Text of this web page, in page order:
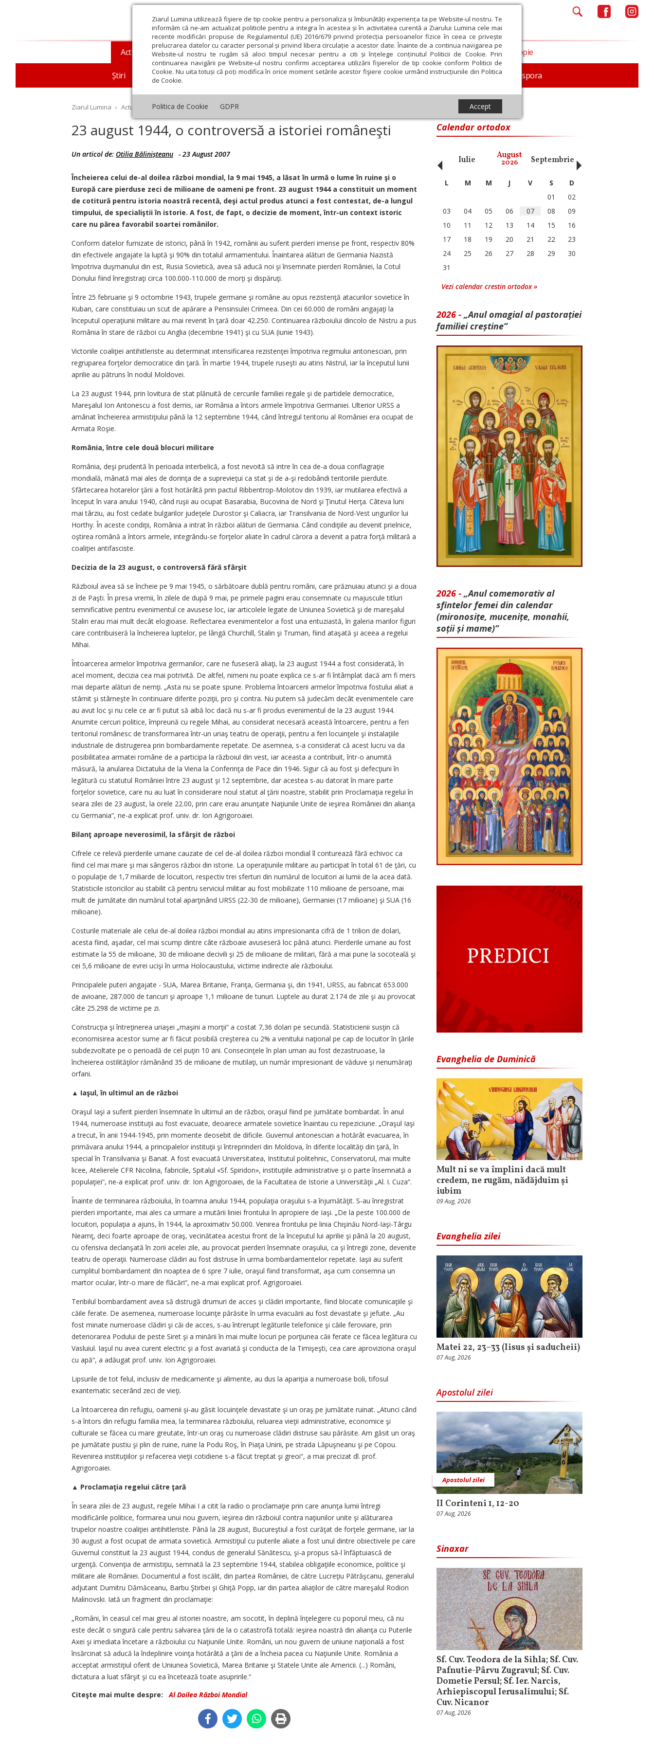
Ziarul Lumina utilizează fişiere de tip cookie pentru a personaliza și îmbunătăți experiența ta pe Website-ul nostru. Te
informăm că ne-am actualizat politicile pentru a integra în acestea și în activitatea curentă a Ziarului Lumina cele mai
recente modificări propuse de Regulamentul (UE) 2016/679 privind protecția persoanelor fizice în ceea ce privește
prelucrarea datelor cu caracter personal și privind libera circulație a acestor date. Înainte de a continua navigarea pe
Website-ul nostru te rugăm să aloci timpul necesar pentru a citi și înțelege conținutul Politicii de Cookie. Prin
continuarea navigării pe Website-ul nostru confirmi acceptarea utilizării fişierelor de tip cookie conform Politicii de
Cookie. Nu uita totuși că poți modifica în orice moment setările acestor fişiere cookie urmând instrucțiunile din Politica
de Cookie.
Politica de Cookie GDPR Accept
Actualitate religioasă
Știri Mesaje și cuvântări An omagial Comunicate de presă Documentar In memoriam Diaspora
Teologie și spiritualitate Educaţie și Cultură Societate Opinii Filantropie
Ziarul Lumina › Actualitate religioasă › Documentar › 23 august 1944, o controversă a istoriei româneşti
23 august 1944, o controversă a istoriei româneşti
Un articol de: Otilia Bălinișteanu - 23 August 2007
Încheierea celui de-al doilea război mondial, la 9 mai 1945, a lăsat în urmă o lume în ruine şi o
Europă care pierduse zeci de milioane de oameni pe front. 23 august 1944 a constituit un moment
de cotitură pentru istoria noastră recentă, deşi actul produs atunci a fost contestat, de-a lungul
timpului, de specialiştii în istorie. A fost, de fapt, o decizie de moment, într-un context istoric
care nu părea favorabil soartei românilor.
Conform datelor furnizate de istorici, până în 1942, românii au suferit pierderi imense pe front, respectiv 80%
din efectivele angajate la luptă şi 90% din totalul armamentului. Înaintarea alături de Germania Nazistă
împotriva duşmanului din est, Rusia Sovietică, avea să aducă noi şi însemnate pierderi României, la Cotul
Donului fiind înregistraţi circa 100.000-110.000 de morţi şi dispăruţi.
Între 25 februarie şi 9 octombrie 1943, trupele germane şi române au opus rezistenţă atacurilor sovietice în
Kuban, care constituiau un scut de apărare a Pensinsulei Crimeea. Din cei 60.000 de români angajaţi la
începutul operaţiunii militare au mai revenit în ţară doar 42.250. Continuarea războiului dincolo de Nistru a pus
România în stare de război cu Anglia (decembrie 1941) şi cu SUA (iunie 1943).
Victoriile coaliţiei antihitleriste au determinat intensificarea rezistenţei împotriva regimului antonescian, prin
regruparea forţelor democratice din ţară. În martie 1944, trupele ruseşti au atins Nistrul, iar la începutul lunii
aprilie au pătruns în nodul Moldovei.
La 23 august 1944, prin lovitura de stat plănuită de cercurile familiei regale şi de partidele democratice,
Mareşalul Ion Antonescu a fost demis, iar România a întors armele împotriva Germaniei. Ulterior URSS a
amânat încheierea armistiţiului până la 12 septembrie 1944, când întregul teritoriu al României era ocupat de
Armata Roşie.
România, între cele două blocuri militare
România, deşi prudentă în perioada interbelică, a fost nevoită să intre în cea de-a doua conflagraţie
mondială, mânată mai ales de dorinţa de a suprevieţui ca stat şi de a-şi redobândi teritoriile pierdute.
Sfârtecarea hotarelor ţării a fost hotărâtă prin pactul Ribbentrop-Molotov din 1939, iar mutilarea efectivă a
început în vara anului 1940, când ruşii au ocupat Basarabia, Bucovina de Nord şi Ţinutul Herţa. Câteva luni
mai târziu, au fost cedate bulgarilor judeţele Durostor şi Caliacra, iar Transilvania de Nord-Vest ungurilor lui
Horthy. În aceste condiţii, România a intrat în război alături de Germania. Când condiţiile au devenit prielnice,
oştirea română a întors armele, integrându-se forţelor aliate în cadrul cărora a devenit a patra forţă militară a
coaliţiei antifasciste.
Decizia de la 23 august, o controversă fără sfârşit
Războiul avea să se încheie pe 9 mai 1945, o sărbătoare dublă pentru români, care prăznuiau atunci şi a doua
zi de Paşti. În presa vremii, în zilele de după 9 mai, pe primele pagini erau consemnate cu majuscule titluri
semnificative pentru evenimentul ce avusese loc, iar articolele legate de Uniunea Sovietică şi de mareşalul
Stalin erau mai mult decât elogioase. Reflectarea evenimentelor a fost una entuziastă, în galeria marilor figuri
care contribuiseră la încheierea luptelor, pe lângă Churchill, Stalin şi Truman, fiind ataşată şi aceea a regelui
Mihai.
Întoarcerea armelor împotriva germanilor, care ne fuseseră aliaţi, la 23 august 1944 a fost considerată, în
acel moment, decizia cea mai potrivită. De altfel, nimeni nu poate explica ce s-ar fi întâmplat dacă am fi mers
mai departe alături de nemţi. „Asta nu se poate spune. Problema întoarcerii armelor împotriva fostului aliat a
stârnit şi stârneşte în continuare diferite poziţii, pro şi contra. Nu putem să judecăm decât evenimentele care
au avut loc şi nu cele ce ar fi putut să aibă loc dacă nu s-ar fi produs evenimentul de la 23 august 1944.
Anumite cercuri politice, împreună cu regele Mihai, au considerat necesară această întoarcere, pentru a feri
teritoriul românesc de transformarea într-un uriaş teatru de operaţii, pentru a feri locuinţele şi instalaţiile
industriale de distrugerea prin bombardamente repetate. De asemnea, s-a considerat că acest lucru va da
posibilitatea armatei române de a participa la războiul din vest, iar aceasta a contribuit, într-o anumită
măsură, la anularea Dictatului de la Viena la Conferinţa de Pace din 1946. Sigur că au fost şi defecţiuni în
legătură cu statutul României între 23 august şi 12 septembrie, dar acestea s-au datorat în mare parte
forţelor sovietice, care nu au luat în considerare noul statut al ţării noastre, stabilit prin Proclamaţia regelui în
seara zilei de 23 august, la orele 22.00, prin care erau anunţate Naţiunile Unite de ieşirea României din alianţa
cu Germania“, ne-a explicat prof. univ. dr. Ion Agrigoroaiei.
Bilanţ aproape neverosimil, la sfârşit de război
Cifrele ce relevă pierderile umane cauzate de cel de-al doilea război mondial îl conturează fără echivoc ca
fiind cel mai mare şi mai sângeros război din istorie. La operaţiunile militare au participat în total 61 de ţări, cu
o populaţie de 1,7 miliarde de locuitori, respectiv trei sferturi din numărul de locuitori ai lumii de la acea dată.
Statisticile istoricilor au stabilit că pentru serviciul militar au fost mobilizate 110 milioane de persoane, mai
mult de jumătate din numărul total aparţinând URSS (22-30 de milioane), Germaniei (17 milioane) şi SUA (16
milioane).
Costurile materiale ale celui de-al doilea război mondial au atins impresionanta cifră de 1 trilion de dolari,
acesta fiind, aşadar, cel mai scump dintre câte războaie avuseseră loc până atunci. Pierderile umane au fost
estimate la 55 de milioane, 30 de milioane decivili şi 25 de milioane de militari, fără a mai pune la socoteală şi
cei 5,6 milioane de evrei ucişi în urma Holocaustului, victime indirecte ale războiului.
Principalele puteri angajate - SUA, Marea Britanie, Franţa, Germania şi, din 1941, URSS, au fabricat 653.000
de avioane, 287.000 de tancuri şi aproape 1,1 milioane de tunuri. Luptele au durat 2.174 de zile şi au provocat
câte 25.298 de victime pe zi.
Construcţia şi întreţinerea uriaşei „maşini a morţii“ a costat 7,36 dolari pe secundă. Statisticienii susţin că
economisirea acestor sume ar fi făcut posibilă creşterea cu 2% a venitului naţional pe cap de locuitor în ţările
subdezvoltate pe o perioadă de cel puţin 10 ani. Consecinţele în plan uman au fost dezastruoase, la
încheierea ostilităţilor rămânând 35 de milioane de mutilaţi, un număr impresionant de văduve şi nenumăraţi
orfani.
▲ Iaşul, în ultimul an de război
Oraşul Iaşi a suferit pierderi însemnate în ultimul an de război, oraşul fiind pe jumătate bombardat. În anul
1944, numeroase instituţii au fost evacuate, deoarece armatele sovietice înaintau cu repeziciune. „Oraşul Iaşi
a trecut, în anii 1944-1945, prin momente deosebit de dificile. Guvernul antonescian a hotărât evacuarea, în
primăvara anului 1944, a principalelor instituţii şi întreprinderi din Moldova, în diferite localităţi din ţară, în
special în Transilvania şi Banat. A fost evacuată Universitatea, Institutul politehnic, Conservatorul, mai multe
licee, Atelierele CFR Nicolina, fabricile, Spitalul «Sf. Spiridon», instituţiile administrative şi o parte însemnată a
populaţiei“, ne-a explicat prof. univ. dr. Ion Agrigoroaiei, de la Facultatea de Istorie a Universităţii „Al. I. Cuza“.
Înainte de terminarea războiului, în toamna anului 1944, populaţia oraşului s-a înjumătăţit. S-au înregistrat
pierderi importante, mai ales ca urmare a mutării liniei frontului în apropiere de Iaşi. „De la peste 100.000 de
locuitori, populaţia a ajuns, în 1944, la aproximativ 50.000. Venirea frontului pe linia Chişinău Nord-Iaşi-Târgu
Neamţ, deci foarte aproape de oraş, vecinătatea acestui front de la începutul lui aprilie şi până la 20 august,
cu ofensiva declanşată în zorii acelei zile, au provocat pierderi însemnate oraşului, ca şi întregii zone, devenite
teatru de operaţii. Numeroase clădiri au fost distruse în urma bombardamentelor repetate. Iaşii au suferit
cumplitul bombardament din noaptea de 6 spre 7 iulie, oraşul fiind transformat, aşa cum consemna un
martor ocular, într-o mare de flăcări“, ne-a mai explicat prof. Agrigoroaiei.
Teribilul bombardament avea să distrugă drumuri de acces şi clădiri importante, fiind blocate comunicaţiile şi
căile ferate. De asemenea, numeroase locuinţe părăsite în urma evacuării au fost devastate şi jefuite. „Au
fost minate numeroase clădiri şi căi de acces, s-au întrerupt legăturile telefonice şi căile feroviare, prin
deteriorarea Podului de peste Siret şi a minării în mai multe locuri pe porţiunea căii ferate ce făcea legătura cu
Vasluiul. Iaşul nu avea curent electric şi a fost avariată şi conducta de la Timişeşti, cea care aproviziona oraşul
cu apă“, a adăugat prof. univ. Ion Agrigoroaiei.
Lipsurile de tot felul, inclusiv de medicamente şi alimente, au dus la apariţia a numeroase boli, tifosul
exantematic secerând zeci de vieţi.
La întoarcerea din refugiu, oamenii şi-au găsit locuinţele devastate şi un oraş pe jumătate ruinat. „Atunci când
s-a întors din refugiu familia mea, la terminarea războiului, reluarea vieţii administrative, economice şi
culturale se făcea cu mare greutate, într-un oraş cu numeroase clădiri distruse sau părăsite. Am găsit un oraş
pe jumătate pustiu şi plin de ruine, ruine la Podu Roş, în Piaţa Unirii, pe strada Lăpuşneanu şi pe Copou.
Revenirea instituţiilor şi refacerea vieţii cotidiene s-a făcut treptat şi greoi“, a mai precizat dl. prof.
Agrigoroaiei.
▲ Proclamaţia regelui către ţară
În seara zilei de 23 august, regele Mihai I a citit la radio o proclamaţie prin care anunţa lumii întregi
modificările politice, formarea unui nou guvern, ieşirea din războiul contra naţiunilor unite şi alăturarea
trupelor noastre coaliţiei antihitleriste. Până la 28 august, Bucureştiul a fost curăţat de forţele germane, iar la
30 august a fost ocupat de armata sovietică. Armistiţiul cu puterile aliate a fost unul dintre obiectivele pe care
Guvernul constituit la 23 august 1944, condus de generalul Sănătescu, şi-a propus să-l înfăptuiască de
urgenţă. Convenţia de armistiţiu, semnată la 23 septembrie 1944, stabilea obligaţiile economice, politice şi
militare ale României. Documentul a fost iscălit, din partea României, de către Lucreţiu Pătrăşcanu, generalul
adjutant Dumitru Dămăceanu, Barbu Ştirbei şi Ghiţă Popp, iar din partea aliaţilor de către mareşalul Rodion
Malinovski. Iată un fragment din proclamaţie:
„Români, în ceasul cel mai greu al istoriei noastre, am socotit, în deplină înţelegere cu poporul meu, că nu
este decât o singură cale pentru salvarea ţării de la o catastrofă totală: ieşirea noastră din alianţa cu Puterile
Axei şi imediata încetare a războiului cu Naţiunile Unite. Români, un nou guvern de uniune naţională a fost
însărcinat să aducă la îndeplinire voinţa hotărâtă a ţării de a încheia pacea cu Naţiunile Unite. România a
acceptat armistiţiul oferit de Uniunea Sovietică, Marea Britanie şi Statele Unite ale Americii. (...) Români,
dictatura a luat sfârşit şi cu ea încetează toate asupririle.“
Citeşte mai multe despre:
Al Doilea Război Mondial
Calendar ortodox
Octombrie Noiembrie Decembrie Ianuarie Iulie August
2026 Septembrie Octombrie
‹ L M M J V S
D
01
02
03
04 05 06 07 08
09
10
11 12 13 14 15
16
17
18 19 20 21 22
23
24
25 26 27 28 29
30
31
Vezi calendar crestin ortodox »
2026 - „Anul omagial al pastorației
familiei creștine”
2026 - „Anul comemorativ al
sfintelor femei din calendar
(mironosițe, mu­cenițe, monahii,
soții și mame)”
Evanghelia de Duminică
Mult ni se va împlini dacă mult
credem, ne rugăm, nădăjduim și
iubim
09 Aug, 2026
Evanghelia zilei
Matei 22, 23–33 (Iisus și saducheii)
07 Aug, 2026
Apostolul zilei
Apostolul zilei
II Corinteni 1, 12-20
07 Aug, 2026
Sinaxar
Sf. Cuv. Teodora de la Sihla; Sf. Cuv.
Pafnutie-Pârvu Zugravul; Sf. Cuv.
Dometie Persul; Sf. Ier. Narcis,
Arhiepiscopul Ierusalimului; Sf.
Cuv. Nicanor
07 Aug, 2026